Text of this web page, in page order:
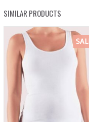
SIMILAR PRODUCTS